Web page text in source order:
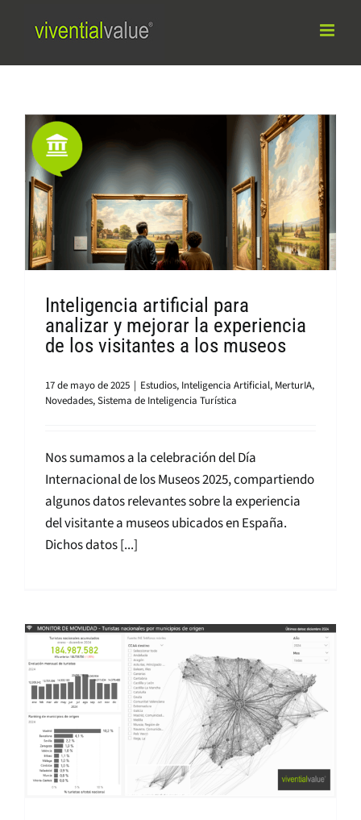
Inteligencia artificial para
analizar y mejorar la experiencia
de los visitantes a los museos
17 de mayo de 2025 | Estudios, Inteligencia Artificial, MerturIA,
Novedades,Sistema de Inteligencia Turística
Nos sumamos a la celebración del Día
Internacional de los Museos 2025, compartiendo
algunos datos relevantes sobre la experiencia
del visitante a museos ubicados en España.
Dichos datos [...]